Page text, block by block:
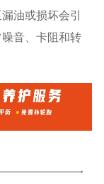
油或损坏会引
音、卡阻和转